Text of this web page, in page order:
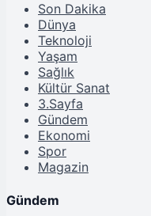
Son Dakika
Dünya
Teknoloji
Yaşam
Sağlık
Kültür Sanat
3.Sayfa
Gündem
Ekonomi
Spor
Magazin
Gündem